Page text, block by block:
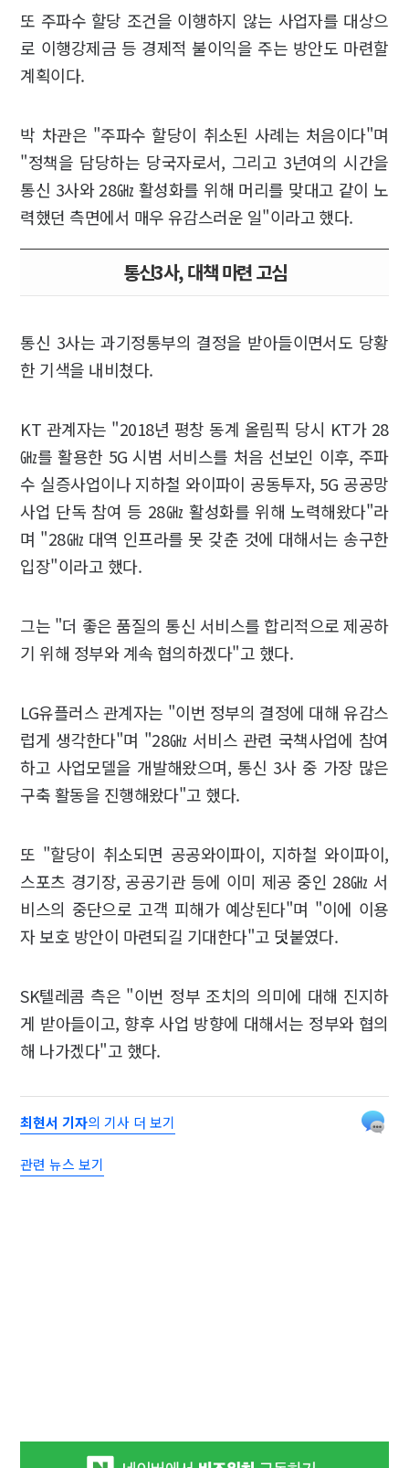
또 주파수 할당 조건을 이행하지 않는 사업자를 대상으
로 이행강제금 등 경제적 불이익을 주는 방안도 마련할
계획이다.
박 차관은 "주파수 할당이 취소된 사례는 처음이다"며
"정책을 담당하는 당국자로서, 그리고 3년여의 시간을
통신 3사와 28㎓ 활성화를 위해 머리를 맞대고 같이 노
력했던 측면에서 매우 유감스러운 일"이라고 했다.
통신3사, 대책 마련 고심
통신 3사는 과기정통부의 결정을 받아들이면서도 당황
한 기색을 내비쳤다.
KT 관계자는 "2018년 평창 동계 올림픽 당시 KT가 28
㎓를 활용한 5G 시범 서비스를 처음 선보인 이후, 주파
수 실증사업이나 지하철 와이파이 공동투자, 5G 공공망
사업 단독 참여 등 28㎓ 활성화를 위해 노력해왔다"라
며 "28㎓ 대역 인프라를 못 갖춘 것에 대해서는 송구한
입장"이라고 했다.
그는 "더 좋은 품질의 통신 서비스를 합리적으로 제공하
기 위해 정부와 계속 협의하겠다"고 했다.
LG유플러스 관계자는 "이번 정부의 결정에 대해 유감스
럽게 생각한다"며 "28㎓ 서비스 관련 국책사업에 참여
하고 사업모델을 개발해왔으며, 통신 3사 중 가장 많은
구축 활동을 진행해왔다"고 했다.
또 "할당이 취소되면 공공와이파이, 지하철 와이파이,
스포츠 경기장, 공공기관 등에 이미 제공 중인 28㎓ 서
비스의 중단으로 고객 피해가 예상된다"며 "이에 이용
자 보호 방안이 마련되길 기대한다"고 덧붙였다.
SK텔레콤 측은 "이번 정부 조치의 의미에 대해 진지하
게 받아들이고, 향후 사업 방향에 대해서는 정부와 협의
해 나가겠다"고 했다.
최현서 기자의 기사 더 보기
관련 뉴스 보기